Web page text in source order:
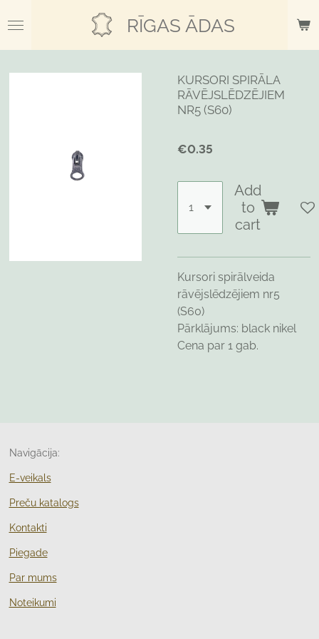
to
main
RĪGAS ĀDAS
KURSORI SPIRĀLA
RĀVĒJSLĒDZĒJIEM
NR5 (S60)
€0.35
Add
to
cart
Kursori spirālveida
rāvējslēdzējiem nr5
(S60)
Pārklājums: black nikel
Cena par 1 gab.
Navigācija:
E-veikals
Preču katalogs
Kontakti
Piegade
Par mums
Noteikumi